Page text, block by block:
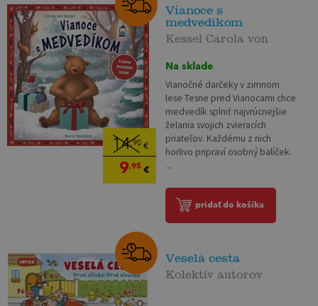
14,90€
9,95€
Vianoce s
medvedíkom
Kessel Carola von
Na sklade
Vianočné darčeky v zimnom
lese Tesne pred Vianocami chce
medvedík splniť najvrúcnejšie
želania svojich zvieracích
priateľov. Každému z nich
horlivo pripraví osobný balíček.
...
pridať do košíka
Veselá cesta
Kolektív autorov